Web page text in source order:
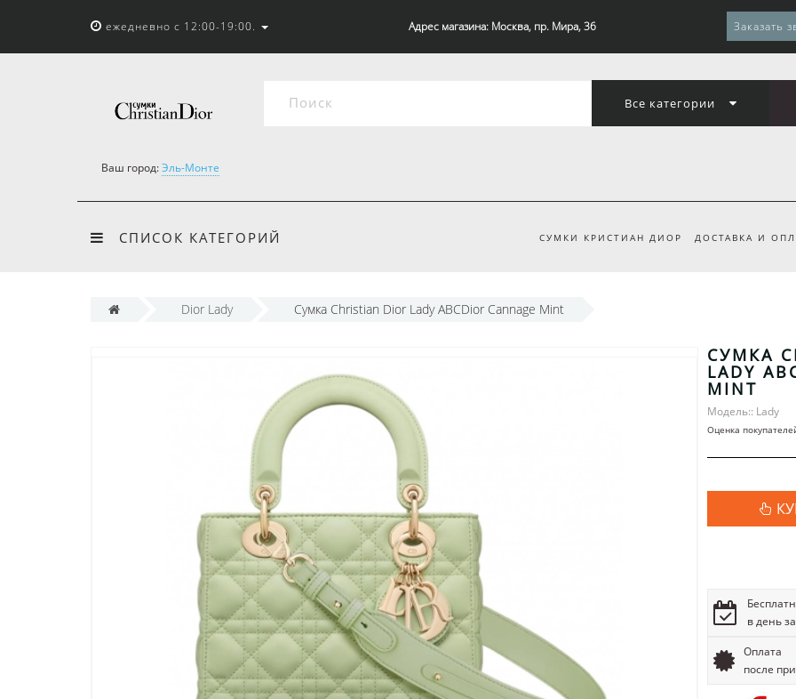
ежедневно с 12:00-19:00. Адрес магазина: Москва, пр. Мира, 36 Заказать
Все категории
Ваш город:Эль-Монте
СПИСОК КАТЕГОРИЙ СУМКИ КРИСТИАН ДИОР ДОСТАВКА И
Dior Lady Сумка Christian Dior Lady ABCDior Cannage Mint
СУМКА
LADY
MINT
Модель:: Lady
Оценка
в день
Оплата
после